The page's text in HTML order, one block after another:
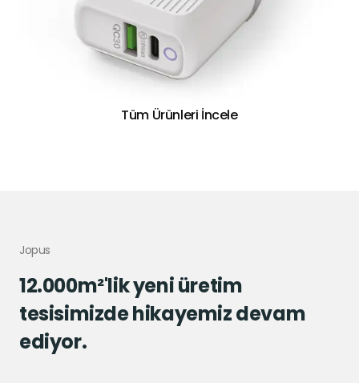
Tüm Ürünleri İncele
Jopus
12.000m²'lik yeni üretim
tesisimizde hikayemiz devam
ediyor.